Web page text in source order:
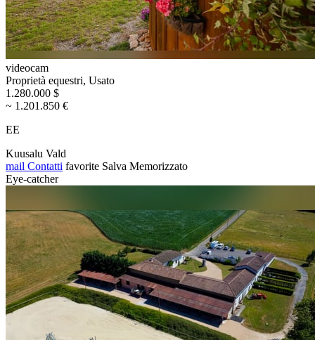
videocam
Proprietà equestri, Usato
1.280.000 $
~ 1.201.850 €
EE
Kuusalu Vald
mail Contatti favorite Salva Memorizzato
Eye-catcher